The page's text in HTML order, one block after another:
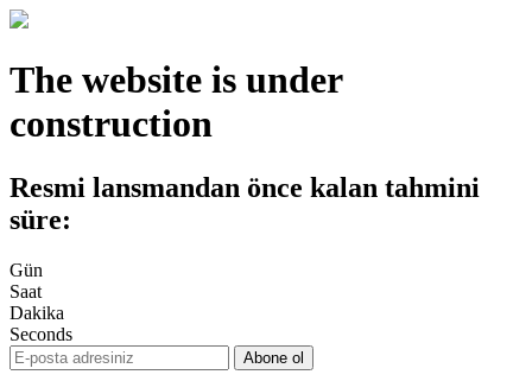
The website is under
construction
Resmi lansmandan önce kalan tahmini
süre:
Gün
Saat
Dakika
Seconds